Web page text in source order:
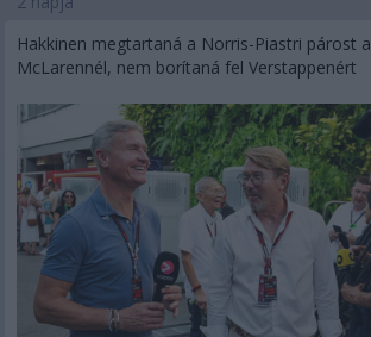
Hakkinen megtartaná a Norris-Piastri párost a
McLarennél, nem borítaná fel Verstappenért